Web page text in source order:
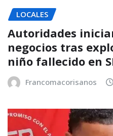
LOCALES
Autoridades
negocios tras
niño fallecido en
Francomacorisanos